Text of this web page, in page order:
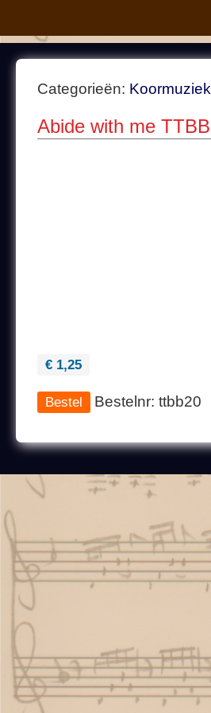
Categorieën: Koormuziek
Abide with me TTBB
€ 1,25
Bestelnr: ttbb20